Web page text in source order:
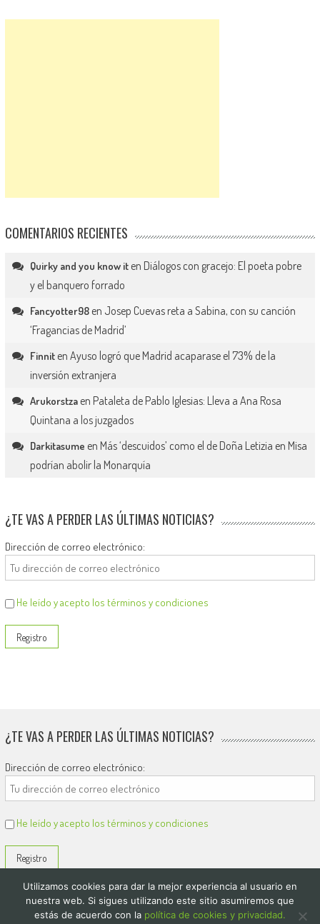
COMENTARIOS RECIENTES
Quirky and you know iten Diálogos con gracejo: El poeta pobre
y el banquero forrado
Fancyotter98en Josep Cuevas reta a Sabina, con su canción
‘Fragancias de Madrid’
Finniten Ayuso logró que Madrid acaparase el 73% de la
inversión extranjera
Arukorstzaen Pataleta de Pablo Iglesias: Lleva a Ana Rosa
Quintana a los juzgados
Darkitasume en Más ‘descuidos’ como el de Doña Letizia en Misa
podrían abolir la Monarquía
¿TE VAS A PERDER LAS ÚLTIMAS NOTICIAS?
Dirección de correo electrónico:
He leído y acepto los términos y condiciones
¿TE VAS A PERDER LAS ÚLTIMAS NOTICIAS?
Dirección de correo electrónico:
He leído y acepto los términos y condiciones
Utilizamos cookies para dar la mejor experiencia al usuario en
nuestra web. Si sigues utilizando este sitio asumiremos que
estás de acuerdo con la política de cookies y privacidad.